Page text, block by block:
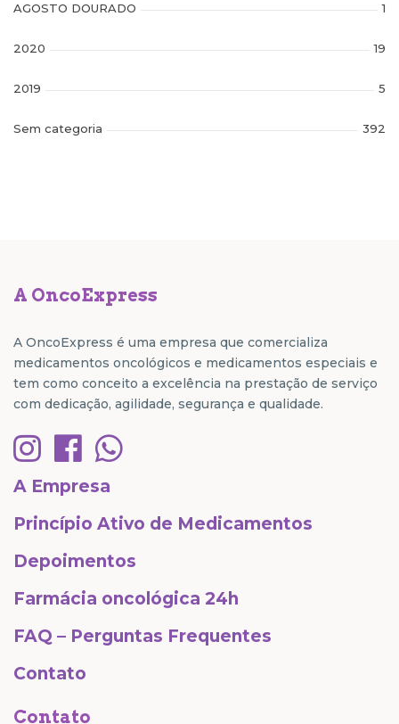
AGOSTO DOURADO 1
2020 19
2019 5
Sem categoria 392
A OncoExpress
A OncoExpress é uma empresa que comercializa
medicamentos oncológicos e medicamentos especiais e
tem como conceito a excelência na prestação de serviço
com dedicação, agilidade, segurança e qualidade.
A Empresa
Princípio Ativo de Medicamentos
Depoimentos
Farmácia oncológica 24h
FAQ – Perguntas Frequentes
Contato
Contato